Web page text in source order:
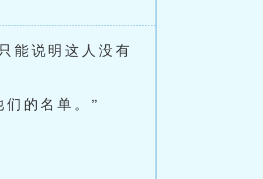
能说明这人没有
的名单。”